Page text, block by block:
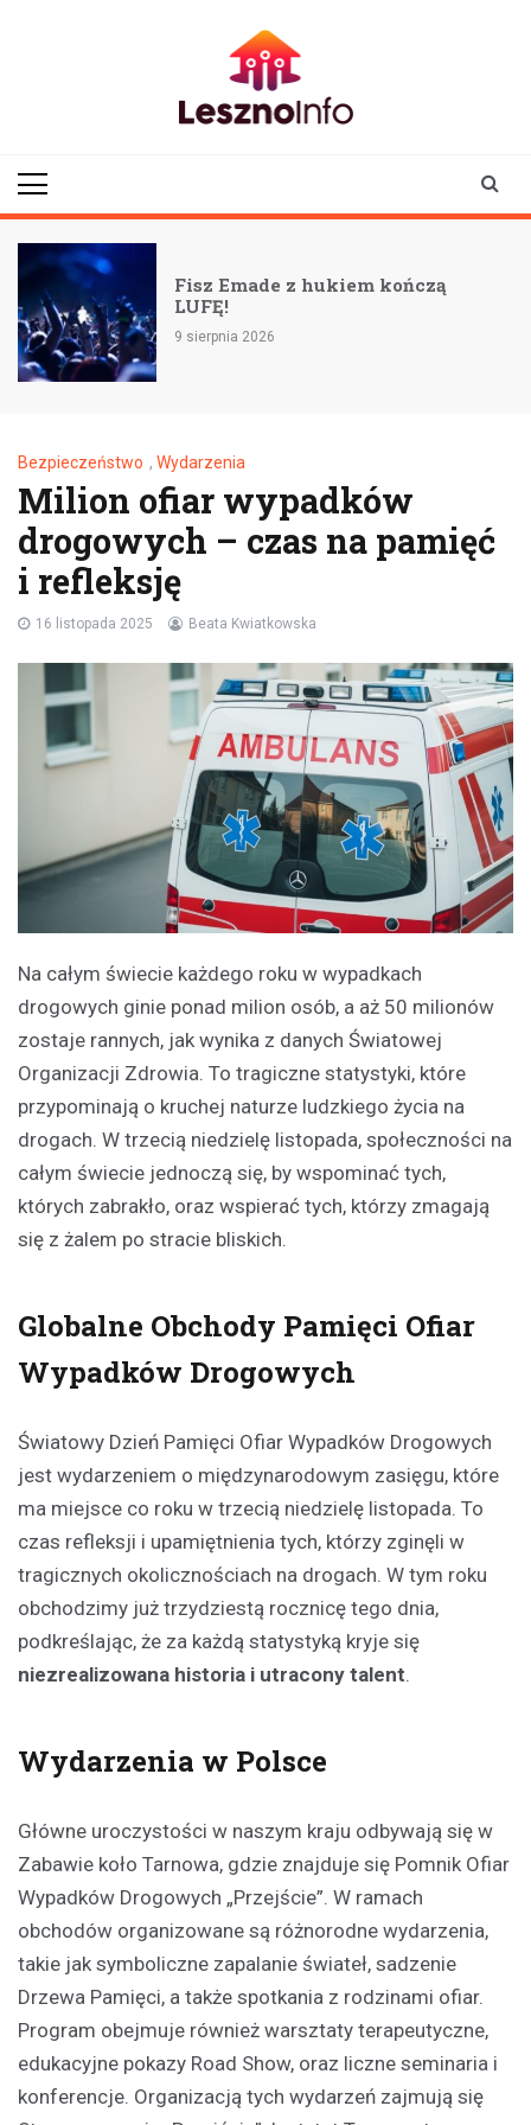
Fisz Emade z hukiem kończą
LUFĘ!
9 sierpnia 2026
Bezpieczeństwo , Wydarzenia
Milion ofiar wypadków
drogowych – czas na pamięć
i refleksję
16 listopada 2025 Beata Kwiatkowska
Na całym świecie każdego roku w wypadkach
drogowych ginie ponad milion osób, a aż 50 milionów
zostaje rannych, jak wynika z danych Światowej
Organizacji Zdrowia. To tragiczne statystyki, które
przypominają o kruchej naturze ludzkiego życia na
drogach. W trzecią niedzielę listopada, społeczności na
całym świecie jednoczą się, by wspominać tych,
których zabrakło, oraz wspierać tych, którzy zmagają
się z żalem po stracie bliskich.
Globalne Obchody Pamięci Ofiar
Wypadków Drogowych
Światowy Dzień Pamięci Ofiar Wypadków Drogowych
jest wydarzeniem o międzynarodowym zasięgu, które
ma miejsce co roku w trzecią niedzielę listopada. To
czas refleksji i upamiętnienia tych, którzy zginęli w
tragicznych okolicznościach na drogach. W tym roku
obchodzimy już trzydziestą rocznicę tego dnia,
podkreślając, że za każdą statystyką kryje się
niezrealizowana historia i utracony talent.
Wydarzenia w Polsce
Główne uroczystości w naszym kraju odbywają się w
Zabawie koło Tarnowa, gdzie znajduje się Pomnik Ofiar
Wypadków Drogowych „Przejście”. W ramach
obchodów organizowane są różnorodne wydarzenia,
takie jak symboliczne zapalanie świateł, sadzenie
Drzewa Pamięci, a także spotkania z rodzinami ofiar.
Program obejmuje również warsztaty terapeutyczne,
edukacyjne pokazy Road Show, oraz liczne seminaria i
konferencje. Organizacją tych wydarzeń zajmują się